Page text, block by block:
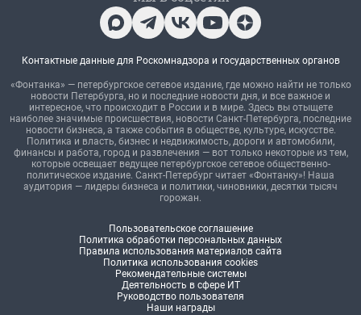
Контактные данные для Роскомнадзора и государственных органов
«Фонтанка» — петербургское сетевое издание, где можно найти не только
новости Петербурга, но и последние новости дня, и все важное и
интересное, что происходит в России и в мире. Здесь вы отыщете
наиболее значимые происшествия, новости Санкт-Петербурга, последние
новости бизнеса, а также события в обществе, культуре, искусстве.
Политика и власть, бизнес и недвижимость, дороги и автомобили,
финансы и работа, город и развлечения — вот только некоторые из тем,
которые освещает ведущее петербургское сетевое общественно-
политическое издание. Санкт-Петербург читает «Фонтанку»! Наша
аудитория — лидеры бизнеса и политики, чиновники, десятки тысяч
горожан.
Пользовательское соглашение
Политика обработки персональных данных
Правила использования материалов сайта
Политика использования cookies
Рекомендательные системы
Деятельность в сфере ИТ
Руководство пользователя
Наши награды